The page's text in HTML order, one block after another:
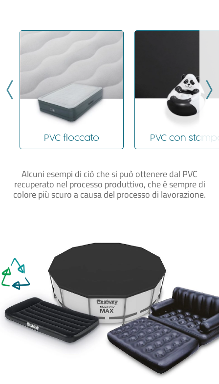
PVC floccato PVC con
Alcuni esempi di ciò che si può ottenere dal PVC
recuperato nel processo produttivo, che è sempre di
colore più scuro a causa del processo di lavorazione.